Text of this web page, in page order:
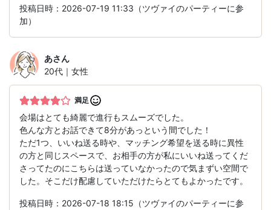
投稿日時：2026-07-19 11:33（ツヴァイのパーティーに参
加）
あさん
20代｜女性
満足
会場はとても綺麗で進行もスムーズでした。
色んな方とお話できて8分があっという間でした！
ただ1つ、いいね送る時や、マッチング希望を送る時に異性
の方と同じスペースで、お相手の方が私にいいね送ってくだ
さってたのにこちらは送っていなかったので気まずい空間で
した。そこだけ配慮していただけたらとてもよかったです。
投稿日時：2026-07-18 18:15（ツヴァイのパーティーに参